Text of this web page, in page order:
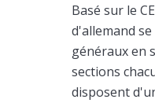
Basé sur le
d'allemand
généraux en
sections
disposent